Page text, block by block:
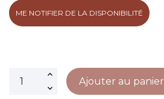
ME NOTIFIER DE LA DISPONIBILITÉ
Ajouter au panier